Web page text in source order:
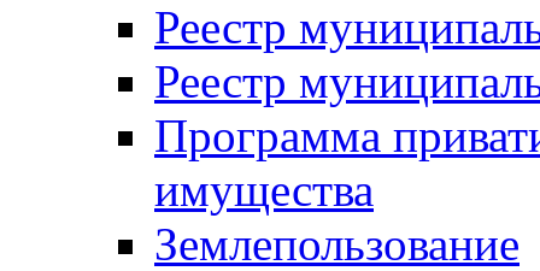
Реестр
Реестр
Программа
имущества
Землепользование